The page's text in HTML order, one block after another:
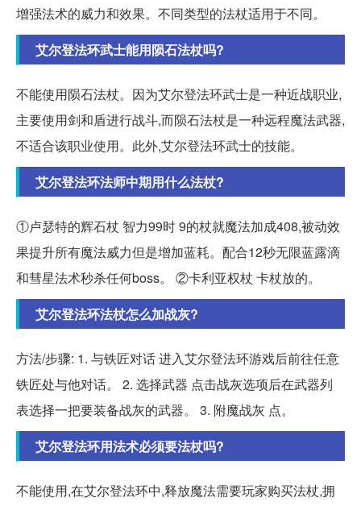
增强法术的威力和效果。不同类型的法杖适用于不同。
艾尔登法环武士能用陨石法杖吗?
不能使用陨石法杖。因为艾尔登法环武士是一种近战职业,
主要使用剑和盾进行战斗,而陨石法杖是一种远程魔法武器,
不适合该职业使用。此外,艾尔登法环武士的技能。
艾尔登法环法师中期用什么法杖?
①卢瑟特的辉石杖 智力99时 9的杖就魔法加成408,被动效
果提升所有魔法威力但是增加蓝耗。配合12秒无限蓝露滴
和彗星法术秒杀任何boss。 ②卡利亚权杖 卡杖放的。
艾尔登法环法杖怎么加战灰?
方法/步骤: 1. 与铁匠对话 进入艾尔登法环游戏后前往任意
铁匠处与他对话。 2. 选择武器 点击战灰选项后在武器列
表选择一把要装备战灰的武器。 3. 附魔战灰 点。
艾尔登法环用法术必须要法杖吗?
不能使用,在艾尔登法环中,释放魔法需要玩家购买法杖,拥